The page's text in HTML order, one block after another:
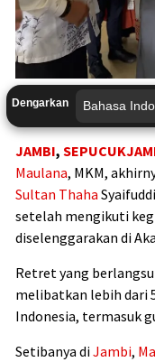
Dengarkan
JAMBI,
Maulana, MKM,
Sultan Thaha
setelah mengikuti
diselenggarakan di
Retret yang
melibatkan lebih dari
Indonesia, termasuk
Setibanya diJambi,